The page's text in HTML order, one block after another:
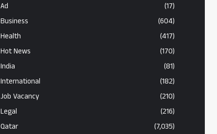
Ad
(17)
Business
(604)
Health
(417)
Hot News
(170)
India
(81)
International
(182)
Job Vacancy
(210)
Legal
(216)
Qatar
(7,035)